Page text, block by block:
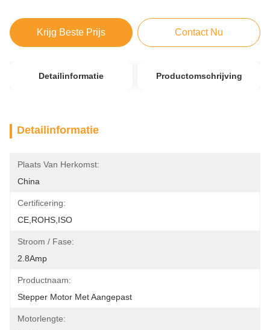
Krijg Beste Prijs Contact Nu
Detailinformatie Productomschrijving
Detailinformatie
Plaats Van Herkomst:
China
Certificering:
CE,ROHS,ISO
Stroom / Fase:
2.8Amp
Productnaam:
Stepper Motor Met Aangepast
Motorlengte: